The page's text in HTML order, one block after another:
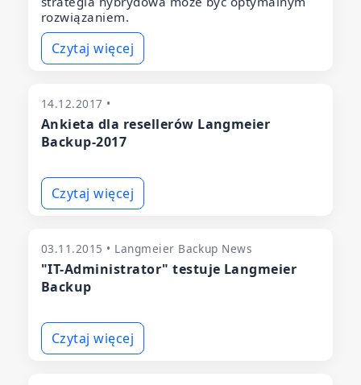
rozwiązaniem.
Czytaj więcej
14.12.2017 •
Ankieta dla resellerów Langmeier
Backup-2017
Czytaj więcej
03.11.2015 • Langmeier Backup News
"IT-Administrator" testuje Langmeier
Backup
Czytaj więcej